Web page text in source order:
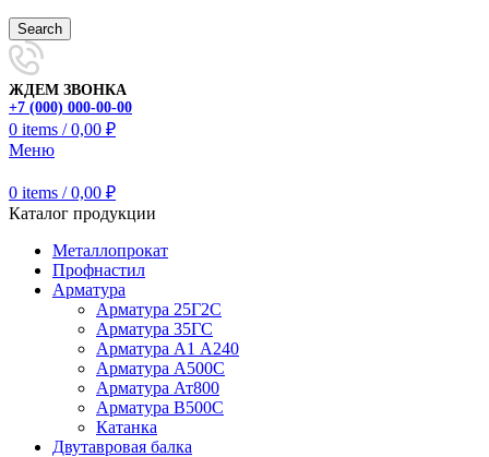
Search
ЖДЕМ ЗВОНКА
+7 (000) 000-00-00
0 items / 0,00 ₽
Меню
0 items / 0,00 ₽
Каталог продукции
Металлопрокат
Профнастил
Арматура
Арматура 25Г2С
Арматура 35ГС
Арматура А1 А240
Арматура А500С
Арматура Ат800
Арматура В500С
Катанка
Двутавровая балка